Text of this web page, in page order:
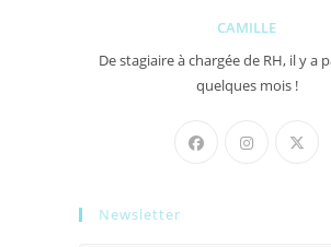
CAMILLE
De stagiaire à chargée de RH, il y a
quelques mois !
Newsletter